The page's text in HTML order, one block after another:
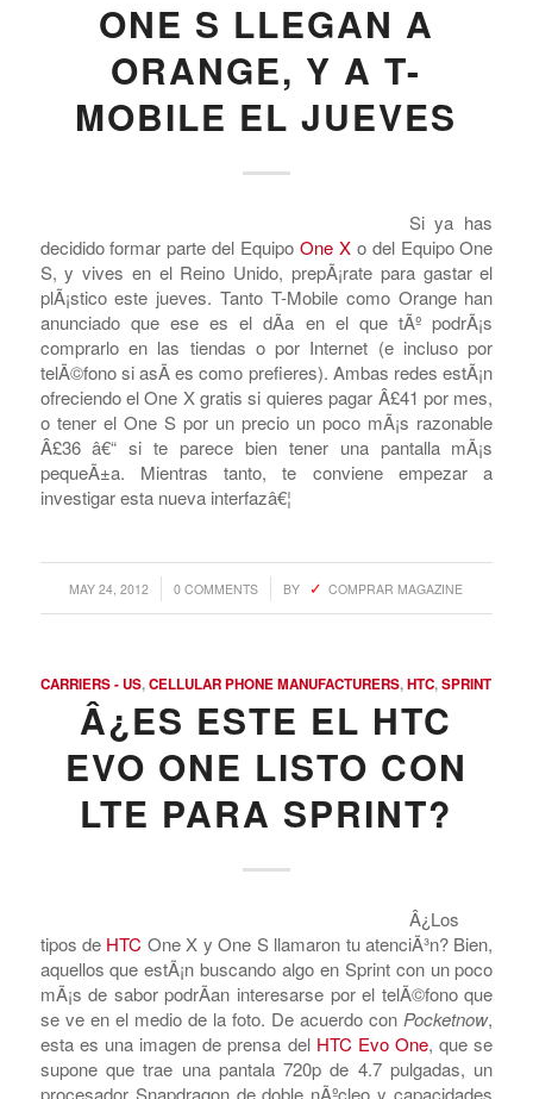
CARRIERS - US, CELLULAR PHONE MANUFACTURERS
MOBILE
EL HTC ONE X Y EL
ONE S LLEGAN A
ORANGE, Y A T-
MOBILE EL JUEVES
Si ya has
decidido formar parte del EquipoOne Xo del Equipo One
S, y vives en el Reino Unido, prepÃ¡rate para gastar el
plÃ¡stico este jueves. Tanto T-Mobile como Orange han
anunciado que ese es el dÃ­a en el que tÃº podrÃ¡s
comprarlo en las tiendas o por Internet (e incluso por
ofreciendo el One X gratis si quieres pagar Â£41 por mes,
o tener el One S por un precio un poco mÃ¡s razonable
Â£36 â€“ si te parece bien tener una pantalla mÃ¡s
Â¿ES ESTE EL HTC
EVO ONE LISTO CON
LTE PARA SPRINT?
Â¿Los